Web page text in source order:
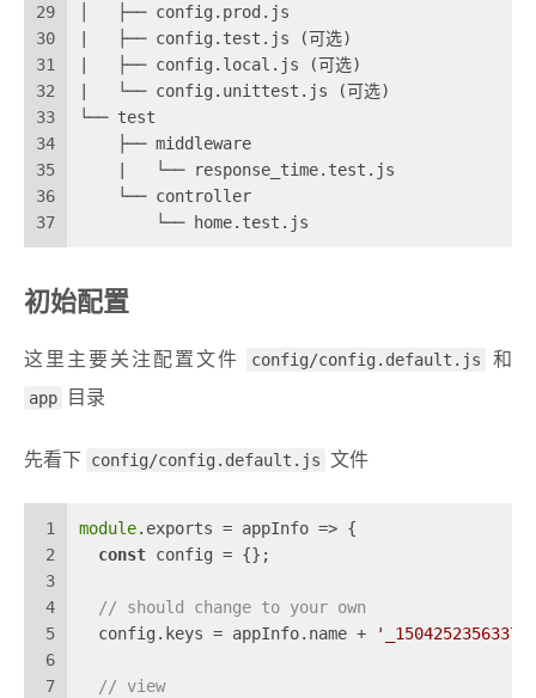
29
30
31
32
33
34
35
36
37
│   ├── config.prod.js
|   ├── config.test.js (可选)
|   ├── config.local.js (可选)
|   └── config.unittest.js (可选)
└── test
    ├── middleware
    |   └── response_time.test.js
    └── controller
        └── home.test.js
初始配置
这里主要关注配置文件 config/config.default.js
和
app
目录
先看下 config/config.default.js 文件
1
2
3
4
5
6
7
module.exports = appInfo => {
const config = {};
// should change to your own
  config.keys = appInfo.name +
// view